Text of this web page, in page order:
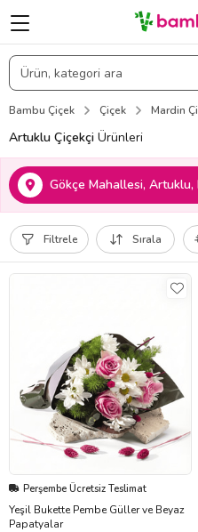
Bambu Çiçek Çiçek Mardin
Artuklu Çiçekçi Ürünleri
Gökçe Mahallesi, Artuklu,
Filtrele Sırala
Perşembe Ücretsiz Teslimat
Yeşil Bukette Pembe Güller ve Beyaz
Papatyalar